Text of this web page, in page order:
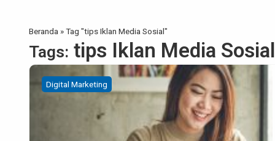
Beranda »Tag "tips Iklan Media Sosial"
Tags: tips Iklan Media Sosial
Digital Marketing